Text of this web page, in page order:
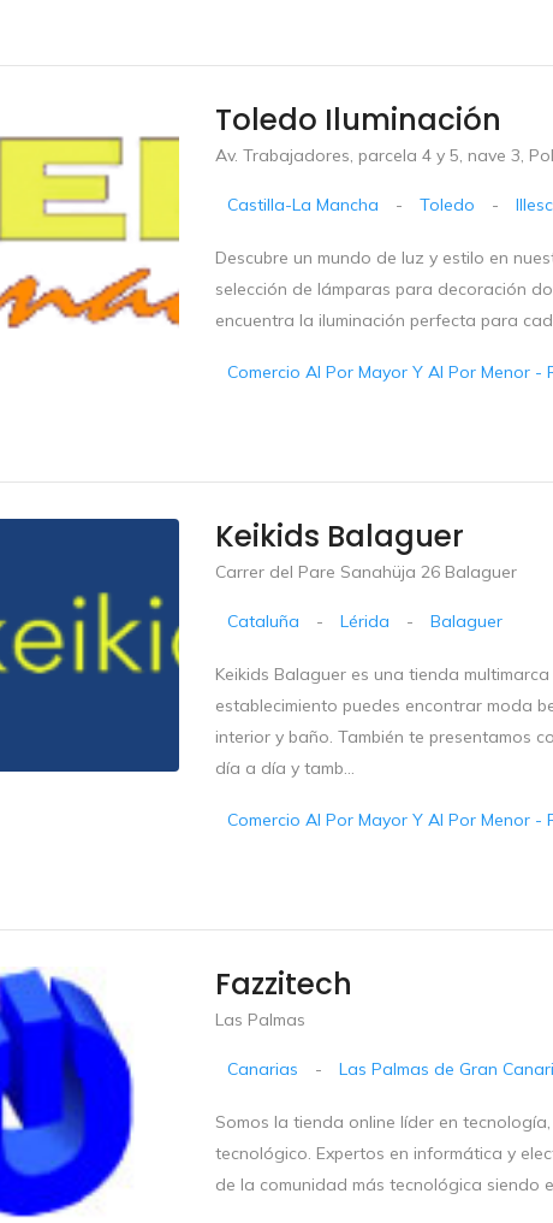
Toledo Iluminación
Av. Trabajadores, parcela 4 y 5, nave 3,
Castilla-La Mancha - Toledo -
Descubre un mundo de luz y estilo en
selección de lámparas para decoración
encuentra la iluminación perfecta para
Comercio Al Por Mayor Y Al Por Menor -
Keikids Balaguer
Carrer del Pare Sanahüja 26 Balaguer
Cataluña - Lérida - Balaguer
Keikids Balaguer es una tienda
establecimiento puedes encontrar moda
interior y baño. También te presentamos
día a día y tamb...
Comercio Al Por Mayor Y Al Por Menor -
Fazzitech
Las Palmas
Canarias - Las Palmas de Gran
Somos la tienda online líder en
tecnológico. Expertos en informática y
de la comunidad más tecnológica siendo